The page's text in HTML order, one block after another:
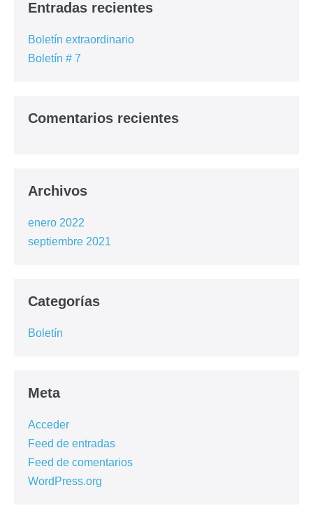
Entradas recientes
Boletín extraordinario
Boletín # 7
Comentarios recientes
Archivos
enero 2022
septiembre 2021
Categorías
Boletín
Meta
Acceder
Feed de entradas
Feed de comentarios
WordPress.org